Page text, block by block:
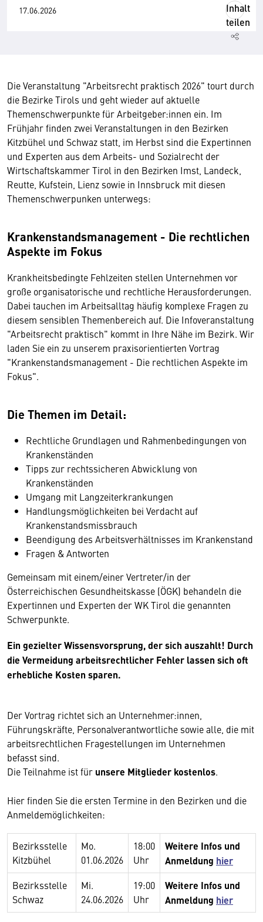
17.06.2026
Inhalt
teilen
Die Veranstaltung "Arbeitsrecht praktisch 2026" tourt durch
die Bezirke Tirols und geht wieder auf aktuelle
Themenschwerpunkte für Arbeitgeber:innen ein. Im
Frühjahr finden zwei Veranstaltungen in den Bezirken
Kitzbühel und Schwaz statt, im Herbst sind die Expertinnen
und Experten aus dem Arbeits- und Sozialrecht der
Wirtschaftskammer Tirol in den Bezirken Imst, Landeck,
Reutte, Kufstein, Lienz sowie in Innsbruck mit diesen
Themenschwerpunken unterwegs:
Krankenstandsmanagement - Die rechtlichen
Aspekte im Fokus
Krankheitsbedingte Fehlzeiten stellen Unternehmen vor
große organisatorische und rechtliche Herausforderungen.
Dabei tauchen im Arbeitsalltag häufig komplexe Fragen zu
diesem sensiblen Themenbereich auf. Die Infoveranstaltung
"Arbeitsrecht praktisch" kommt in Ihre Nähe im Bezirk. Wir
laden Sie ein zu unserem praxisorientierten Vortrag
"Krankenstandsmanagement - Die rechtlichen Aspekte im
Fokus".
Die Themen im Detail:
Rechtliche Grundlagen und Rahmenbedingungen von
Krankenständen
Tipps zur rechtssicheren Abwicklung von
Krankenständen
Umgang mit Langzeiterkrankungen
Handlungsmöglichkeiten bei Verdacht auf
Krankenstandsmissbrauch
Beendigung des Arbeitsverhältnisses im Krankenstand
Fragen & Antworten
Gemeinsam mit einem/einer Vertreter/in der
Österreichischen Gesundheitskasse (ÖGK) behandeln die
Expertinnen und Experten der WK Tirol die genannten
Schwerpunkte.
Ein gezielter Wissensvorsprung, der sich auszahlt! Durch
die Vermeidung arbeitsrechtlicher Fehler lassen sich oft
erhebliche Kosten sparen.
Der Vortrag richtet sich an Unternehmer:innen,
Führungskräfte, Personalverantwortliche sowie alle, die mit
arbeitsrechtlichen Fragestellungen im Unternehmen
befasst sind.
Die Teilnahme ist für unsere Mitglieder kostenlos.
Hier finden Sie die ersten Termine in den Bezirken und die
Anmeldemöglichkeiten:
Bezirksstelle
Kitzbühel
Mo.
01.06.2026
18:00
Uhr
Weitere Infos und
Anmeldung hier
Bezirksstelle
Schwaz
Mi.
24.06.2026
19:00
Uhr
Weitere Infos und
Anmeldung hier